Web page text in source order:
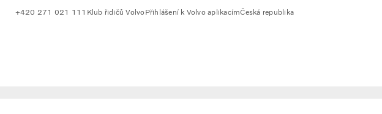
+420 271 021 111 Klub řidičů VolvoPřihlášení k Volvo aplikacímČeská republika